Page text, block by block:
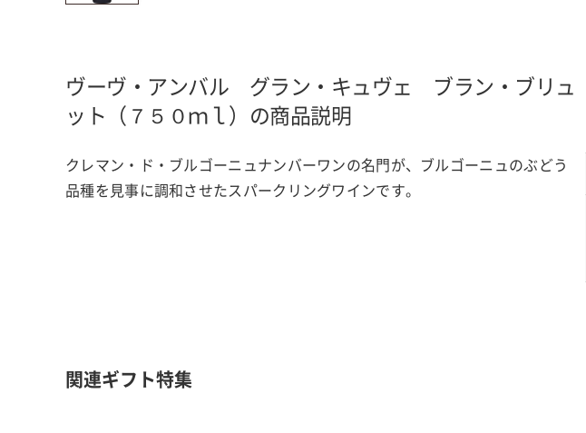
ヴーヴ・アンバル グラン・キュヴェ ブラン・ブリュ
ット（７５０ｍｌ）の商品説明
クレマン・ド・ブルゴーニュナンバーワンの名門が、ブルゴーニュのぶどう
品種を見事に調和させたスパークリングワインです。
関連ギフト特集